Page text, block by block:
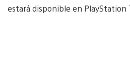
estará disponible en PlayStation